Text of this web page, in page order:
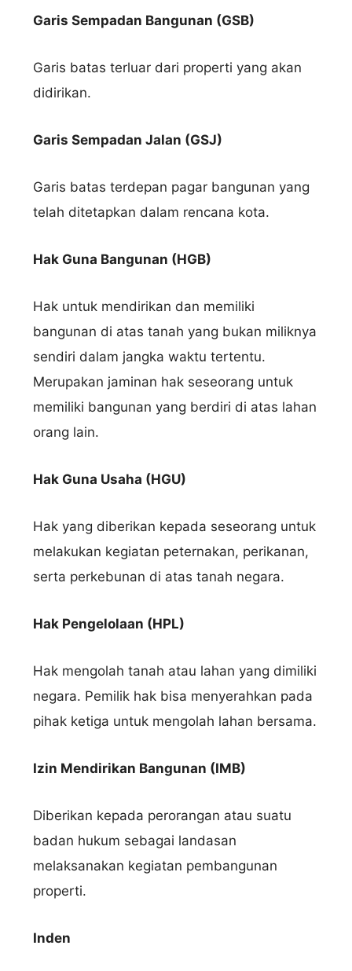
Garis Sempadan Bangunan (GSB)
Garis batas terluar dari properti yang akan
didirikan.
Garis Sempadan Jalan (GSJ)
Garis batas terdepan pagar bangunan yang
telah ditetapkan dalam rencana kota.
Hak Guna Bangunan (HGB)
Hak untuk mendirikan dan memiliki
bangunan di atas tanah yang bukan miliknya
sendiri dalam jangka waktu tertentu.
Merupakan jaminan hak seseorang untuk
memiliki bangunan yang berdiri di atas lahan
orang lain.
Hak Guna Usaha (HGU)
Hak yang diberikan kepada seseorang untuk
melakukan kegiatan peternakan, perikanan,
serta perkebunan di atas tanah negara.
Hak Pengelolaan (HPL)
Hak mengolah tanah atau lahan yang dimiliki
negara. Pemilik hak bisa menyerahkan pada
pihak ketiga untuk mengolah lahan bersama.
Izin Mendirikan Bangunan (IMB)
Diberikan kepada perorangan atau suatu
badan hukum sebagai landasan
melaksanakan kegiatan pembangunan
properti.
Inden